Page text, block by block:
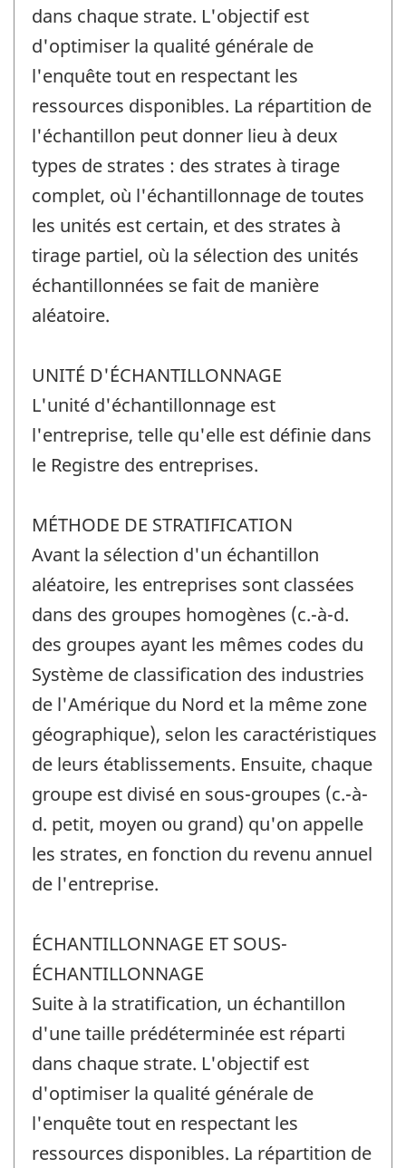
dans chaque strate. L'objectif est
d'optimiser la qualité générale de
l'enquête tout en respectant les
ressources disponibles. La répartition de
l'échantillon peut donner lieu à deux
types de strates : des strates à tirage
complet, où l'échantillonnage de toutes
les unités est certain, et des strates à
tirage partiel, où la sélection des unités
échantillonnées se fait de manière
aléatoire.
UNITÉ D'ÉCHANTILLONNAGE
L'unité d'échantillonnage est
l'entreprise, telle qu'elle est définie dans
le Registre des entreprises.
MÉTHODE DE STRATIFICATION
Avant la sélection d'un échantillon
aléatoire, les entreprises sont classées
dans des groupes homogènes (c.-à-d.
des groupes ayant les mêmes codes du
Système de classification des industries
de l'Amérique du Nord et la même zone
géographique), selon les caractéristiques
de leurs établissements. Ensuite, chaque
groupe est divisé en sous-groupes (c.-à-
d. petit, moyen ou grand) qu'on appelle
les strates, en fonction du revenu annuel
de l'entreprise.
ÉCHANTILLONNAGE ET SOUS-
ÉCHANTILLONNAGE
Suite à la stratification, un échantillon
d'une taille prédéterminée est réparti
dans chaque strate. L'objectif est
d'optimiser la qualité générale de
l'enquête tout en respectant les
ressources disponibles. La répartition de